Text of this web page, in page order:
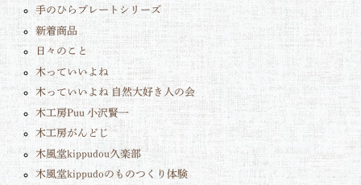
手のひらプレートシリーズ
新着商品
日々のこと
木っていいよね
木っていいよね 自然大好き人の会
木工房Puu 小沢賢一
木工房がんどじ
木風堂kippudou久楽部
木風堂kippudoのものつくり体験